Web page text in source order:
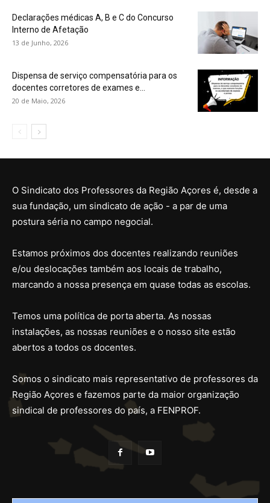
Declarações médicas A, B e C do Concurso
Interno de Afetação
13 de Junho, 2026
Dispensa de serviço compensatória para os
docentes corretores de exames e...
20 de Maio, 2026
O Sindicato dos Professores da Região Açores é, desde a
sua fundação, um sindicato de ação - a par de uma
postura séria no campo negocial.
Estamos próximos dos docentes realizando reuniões
e/ou deslocações também aos locais de trabalho,
marcando a nossa presença em quase todas as escolas.
Temos uma política de porta aberta. As nossas
instalações, as nossas reuniões e o nosso site estão
abertos a todos os docentes.
Somos o sindicato mais representativo de professores da
Região Açores e fazemos parte da maior organização
sindical de professores do país, a FENPROF.